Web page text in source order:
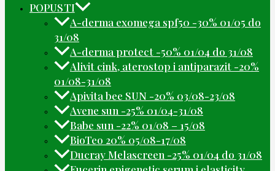
POPUSTI
A-derma exomega spf50 -30% 01/05 do
31/08
A-derma protect -50% 01/04 do 31/08
Alivit cink, aterostop i antiparazit -20%
01/08-31/08
Apivita bee SUN -20% 03/08-23/08
Avene sun -25% 01/04-31/08
Babe sun -22% 01/08 – 15/08
BioTeo 20% 05/08-17/08
Ducray Melascreen -25% 01/04 do 31/08